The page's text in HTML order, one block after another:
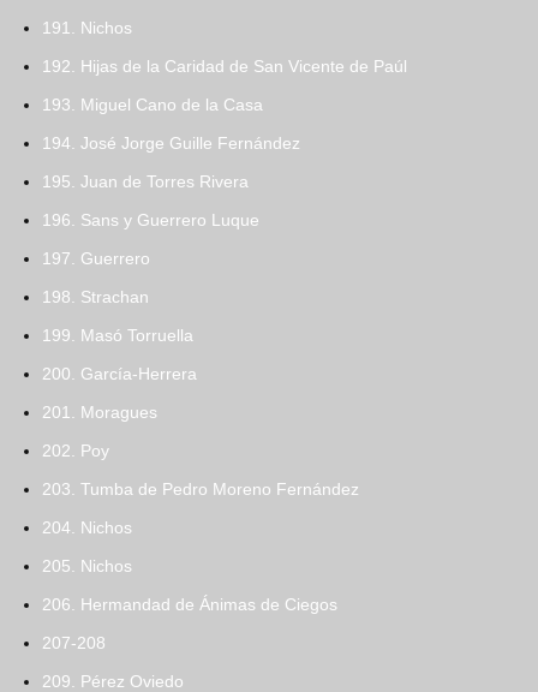
191. Nichos
192. Hijas de la Caridad de San Vicente de Paúl
193. Miguel Cano de la Casa
194. José Jorge Guille Fernández
195. Juan de Torres Rivera
196. Sans y Guerrero Luque
197. Guerrero
198. Strachan
199. Masó Torruella
200. García-Herrera
201. Moragues
202. Poy
203. Tumba de Pedro Moreno Fernández
204. Nichos
205. Nichos
206. Hermandad de Ánimas de Ciegos
207-208
209. Pérez Oviedo